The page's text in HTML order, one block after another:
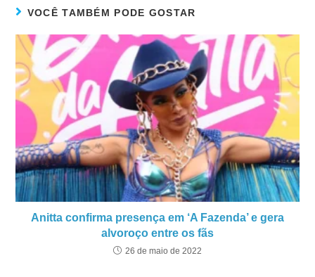
VOCÊ TAMBÉM PODE GOSTAR
Anitta confirma presença em ‘A Fazenda’ e gera
alvoroço entre os fãs
26 de maio de 2022